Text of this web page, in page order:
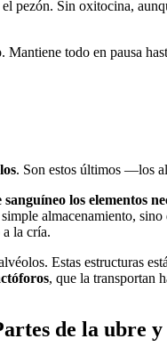
pezón. Sin oxitocina,
todo en pausa
. Son estos últimos —los
los elementos
almacenamiento,
la cría.
Estas estructuras
, que la transportan
de la ubre